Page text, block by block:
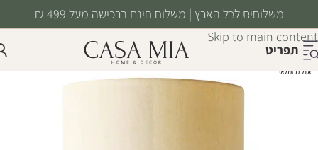
Skip to navigation
Skip to main content
משלוחים לכל הארץ | משלוח חינם ברכישה מעל 499 ₪
תפריט
אזל מהמלאי